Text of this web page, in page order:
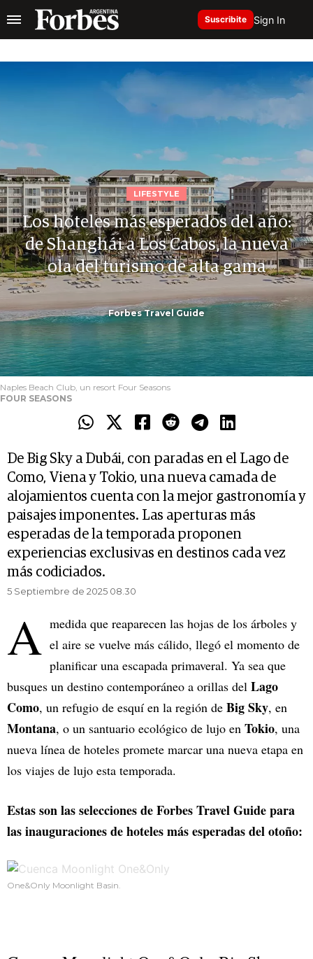
Suscribite Sign In
LIFESTYLE
Los hoteles más esperados del año:
de Shanghái a Los Cabos, la nueva
ola del turismo de alta gama
Forbes Travel Guide
Naples Beach Club, un resort Four Seasons
FOUR SEASONS
De Big Sky a Dubái, con paradas en el Lago de
Como, Viena y Tokio, una nueva camada de
alojamientos cuenta con la mejor gastronomía y
paisajes imponentes. Las aperturas más
esperadas de la temporada proponen
experiencias exclusivas en destinos cada vez
más codiciados.
5 Septiembre de 2025 08.30
A medida que reaparecen las hojas de los árboles y
el aire se vuelve más cálido, llegó el momento de
planificar una escapada primaveral. Ya sea que
busques un destino contemporáneo a orillas del Lago
Como, un refugio de esquí en la región de Big Sky, en
Montana, o un santuario ecológico de lujo en Tokio, una
nueva línea de hoteles promete marcar una nueva etapa en
los viajes de lujo esta temporada.
Estas son las selecciones de Forbes Travel Guide para
las inauguraciones de hoteles más esperadas del otoño:
One&Only Moonlight Basin.